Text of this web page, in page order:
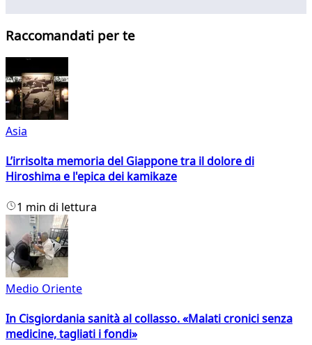
Raccomandati per te
Asia
L’irrisolta memoria del Giappone tra il dolore di
Hiroshima e l'epica dei kamikaze
1 min di lettura
Medio Oriente
In Cisgiordania sanità al collasso. «Malati cronici senza
medicine, tagliati i fondi»